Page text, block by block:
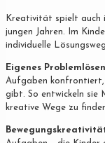
Kreativität spielt auch
jungen Jahren. Im
individuelle
Eigenes
Aufgaben konfrontiert,
gibt. So entwickeln sie
kreative Wege zu